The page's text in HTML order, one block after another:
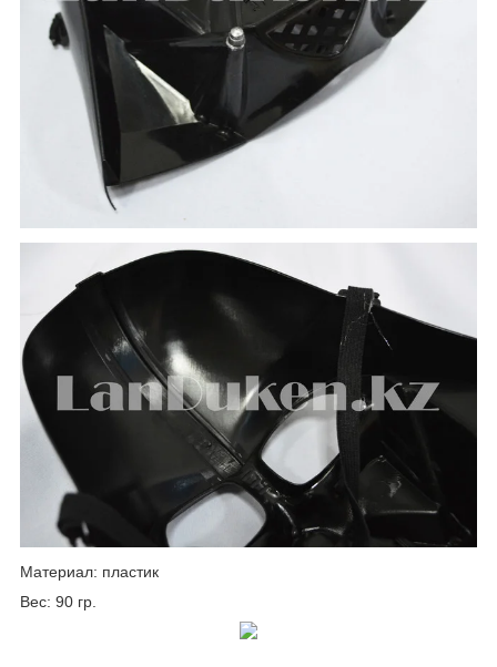
Материал: пластик
Вес: 90 гр.